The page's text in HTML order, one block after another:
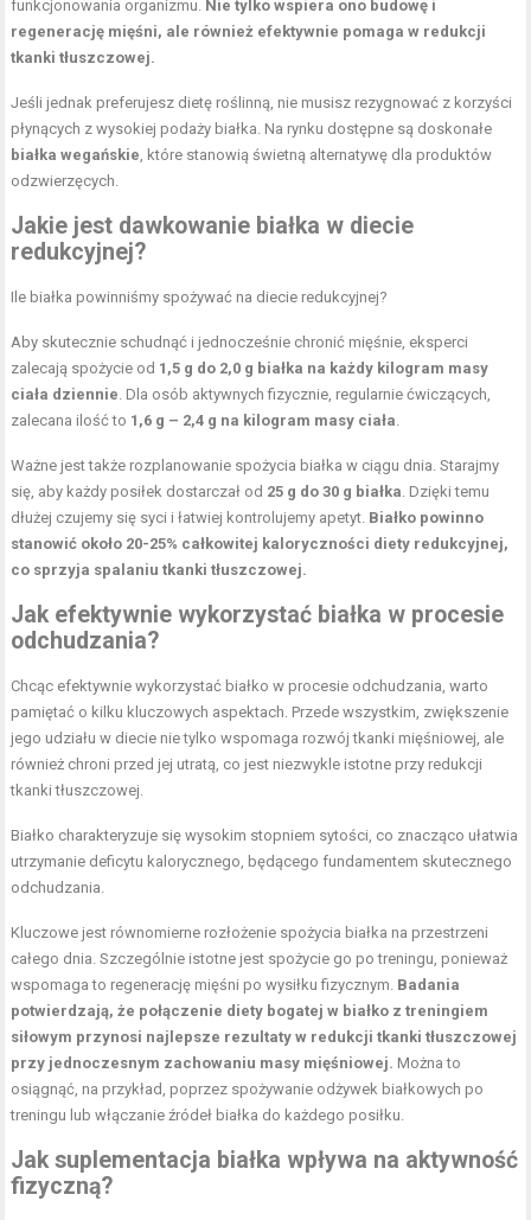
funkcjonowania organizmu.
Nie tylko wspiera ono budowę i
regenerację mięśni, ale również efektywnie pomaga w redukcji
tkanki tłuszczowej.
Jeśli jednak preferujesz dietę roślinną, nie musisz rezygnować z korzyści
płynących z wysokiej podaży białka. Na rynku dostępne są doskonałe
białka wegańskie , które stanowią świetną alternatywę dla produktów
odzwierzęcych.
Jakie jest dawkowanie białka w diecie
redukcyjnej?
Ile białka powinniśmy spożywać na diecie redukcyjnej?
Aby skutecznie schudnąć i jednocześnie chronić mięśnie, eksperci
zalecają spożycie od 1,5 g do 2,0 g białka na każdy kilogram masy
ciała dziennie . Dla osób aktywnych fizycznie, regularnie ćwiczących,
zalecana ilość to 1,6 g – 2,4 g na kilogram masy ciała
Ważne jest także rozplanowanie spożycia białka w ciągu dnia. Starajmy
się, aby każdy posiłek dostarczał od 25 g do 30 g białka . Dzięki temu
dłużej czujemy się syci i łatwiej kontrolujemy apetyt. Białko powinno
stanowić około 20-25% całkowitej kaloryczności diety redukcyjnej,
co sprzyja spalaniu tkanki tłuszczowej.
Jak efektywnie wykorzystać białka w procesie
odchudzania?
Chcąc efektywnie wykorzystać białko w procesie odchudzania, warto
pamiętać o kilku kluczowych aspektach. Przede wszystkim, zwiększenie
jego udziału w diecie nie tylko wspomaga rozwój tkanki mięśniowej, ale
również chroni przed jej utratą, co jest niezwykle istotne przy redukcji
tkanki tłuszczowej.
Białko charakteryzuje się wysokim stopniem sytości, co znacząco ułatwia
utrzymanie deficytu kalorycznego, będącego fundamentem skutecznego
odchudzania.
Kluczowe jest równomierne rozłożenie spożycia białka na przestrzeni
całego dnia. Szczególnie istotne jest spożycie go po treningu, ponieważ
wspomaga to regenerację mięśni po wysiłku fizycznym. Badania
potwierdzają, że połączenie diety bogatej w białko z treningiem
siłowym przynosi najlepsze rezultaty w redukcji tkanki tłuszczowej
przy jednoczesnym zachowaniu masy mięśniowej. Można to
osiągnąć, na przykład, poprzez spożywanie odżywek białkowych po
treningu lub włączanie źródeł białka do każdego posiłku.
Jak suplementacja białka wpływa na aktywność
fizyczną?